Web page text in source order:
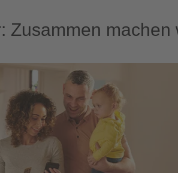
Zusammen